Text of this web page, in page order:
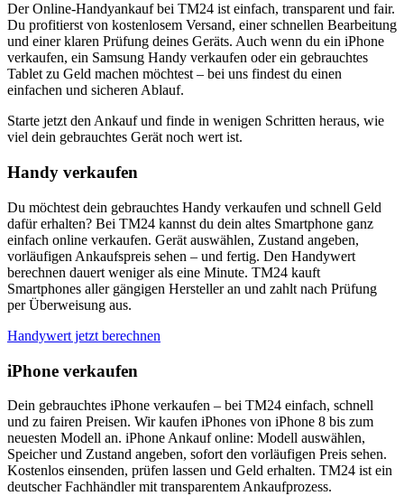
Der Online-Handyankauf bei TM24 ist einfach, transparent und fair.
Du profitierst von kostenlosem Versand, einer schnellen Bearbeitung
und einer klaren Prüfung deines Geräts. Auch wenn du ein iPhone
verkaufen, ein Samsung Handy verkaufen oder ein gebrauchtes
Tablet zu Geld machen möchtest – bei uns findest du einen
einfachen und sicheren Ablauf.
Starte jetzt den Ankauf und finde in wenigen Schritten heraus, wie
viel dein gebrauchtes Gerät noch wert ist.
Handy verkaufen
Du möchtest dein gebrauchtes Handy verkaufen und schnell Geld
dafür erhalten? Bei TM24 kannst du dein altes Smartphone ganz
einfach online verkaufen. Gerät auswählen, Zustand angeben,
vorläufigen Ankaufspreis sehen – und fertig. Den Handywert
berechnen dauert weniger als eine Minute. TM24 kauft
Smartphones aller gängigen Hersteller an und zahlt nach Prüfung
per Überweisung aus.
Handywert jetzt berechnen
iPhone verkaufen
Dein gebrauchtes iPhone verkaufen – bei TM24 einfach, schnell
und zu fairen Preisen. Wir kaufen iPhones von iPhone 8 bis zum
neuesten Modell an. iPhone Ankauf online: Modell auswählen,
Speicher und Zustand angeben, sofort den vorläufigen Preis sehen.
Kostenlos einsenden, prüfen lassen und Geld erhalten. TM24 ist ein
deutscher Fachhändler mit transparentem Ankaufprozess.